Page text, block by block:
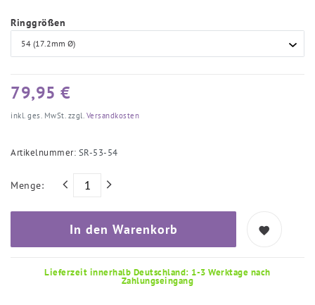
Ringgrößen
79,95 €
inkl. ges. MwSt. zzgl.Versandkosten
Artikelnummer: SR-53-54
Menge:
In den Warenkorb
Lieferzeit innerhalb Deutschland: 1-3 Werktage nach
Zahlungseingang